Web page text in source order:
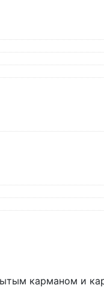
карманом и